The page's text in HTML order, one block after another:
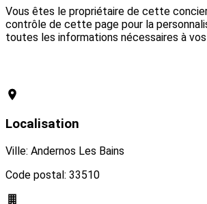
Vous êtes le propriétaire de cette
contrôle de cette page pour la
toutes les informations nécessaires à
Localisation
Ville: Andernos Les Bains
Code postal: 33510